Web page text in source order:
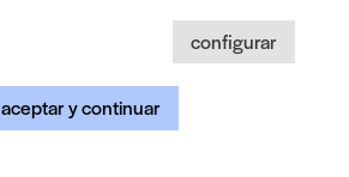
configurar
aceptar y continuar